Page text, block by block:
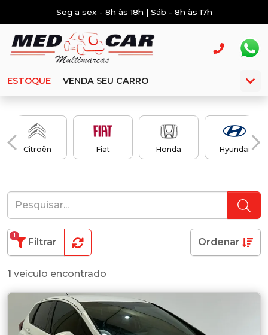
Seg a sex - 8h às 18h | Sáb - 8h às 17h
ESTOQUE VENDA SEU CARRO
Citroën Fiat Honda Hyundai
Filtrar
1
Ordenar
1 veículo encontrado